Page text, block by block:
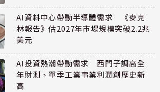
AI資料中心帶動半導體需求 《麥克
林報告》估2027年市場規模突破2.2兆
美元
AI投資熱潮帶動需求 西門子調高全
年財測、單季工業事業利潤創歷史新
高